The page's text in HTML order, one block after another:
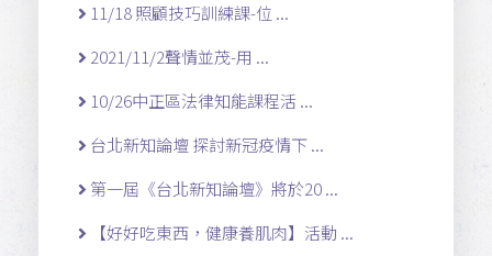
11/18 照顧技巧訓練課-位 ...
2021/11/2聲情並茂-用 ...
10/26中正區法律知能課程活 ...
台北新知論壇 探討新冠疫情下 ...
第一屆《台北新知論壇》將於20 ...
【好好吃東西，健康養肌肉】活動 ...